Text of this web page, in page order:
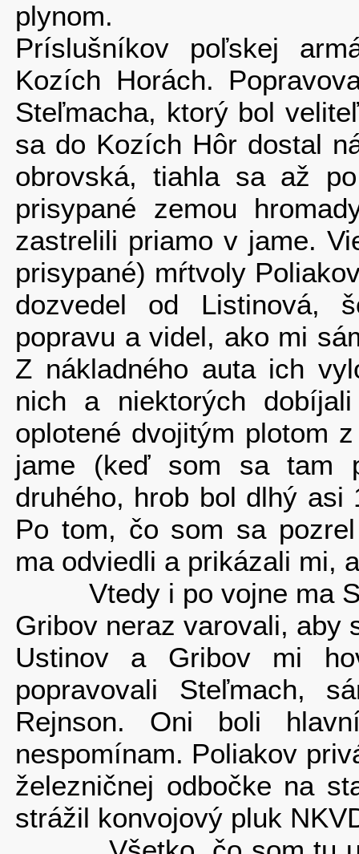
plynom.
Príslušníkov poľskej
Kozích Horách.
Steľmacha, ktorý bol
sa do Kozích Hôr dostal
obrov­ská, tiahla sa až
prisypané zemou
zastrelili priamo v jame.
prisypané) mŕtvoly
dozvedel od Listi­nová,
popravu a videl, ako mi
Z nákladného auta ich
nich a niektorých
oplotené dvojitým plotom
jame (keď som sa tam
druhého, hrob bol dlhý
Po tom, čo som sa
ma odviedli a prikázali mi,
Vtedy i po vojne ma
Gribov neraz varovali, aby
Ustinov a Gribov mi
popravovali Steľmach,
Rejnson. Oni boli
nespomínam. Poliakov
železničnej odbočke na
strážil konvojový pluk